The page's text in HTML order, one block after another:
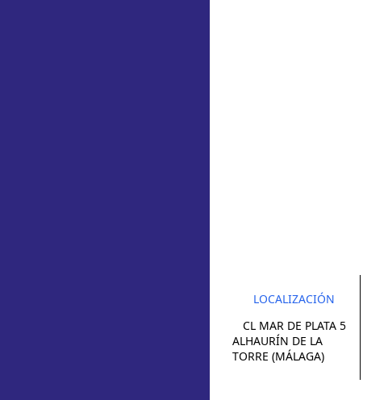
LOCALIZACIÓN
CL MAR DE PLATA 5
ALHAURÍN DE LA
TORRE (MÁLAGA)